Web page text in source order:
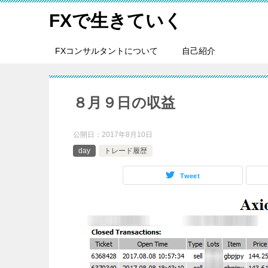
FXで生きていく
FXコンサルタントについて 自己紹介
８月９日の収益
公開日： 2017年8月10日
day
トレード履歴
Tweet